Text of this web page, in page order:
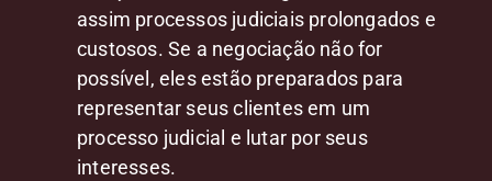
assim processos judiciais prolongados e
custosos. Se a negociação não for
possível, eles estão preparados para
representar seus clientes em um
processo judicial e lutar por seus
interesses.